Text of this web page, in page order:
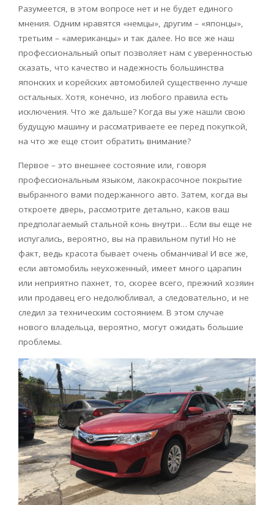
Разумеется, в этом вопросе нет и не будет единого
мнения. Одним нравятся «немцы», другим – «японцы»,
третьим – «американцы» и так далее. Но все же наш
профессиональный опыт позволяет нам с уверенностью
сказать, что качество и надежность большинства
японских и корейских автомобилей существенно лучше
остальных. Хотя, конечно, из любого правила есть
исключения. Что же дальше? Когда вы уже нашли свою
будущую машину и рассматриваете ее перед покупкой,
на что же еще стоит обратить внимание?
Первое – это внешнее состояние или, говоря
профессиональным языком, лакокрасочное покрытие
выбранного вами подержанного авто. Затем, когда вы
откроете дверь, рассмотрите детально, каков ваш
предполагаемый стальной конь внутри… Если вы еще не
испугались, вероятно, вы на правильном пути! Но не
факт, ведь красота бывает очень обманчива! И все же,
если автомобиль неухоженный, имеет много царапин
или неприятно пахнет, то, скорее всего, прежний хозяин
или продавец его недолюбливал, а следовательно, и не
следил за техническим состоянием. В этом случае
нового владельца, вероятно, могут ожидать большие
проблемы.